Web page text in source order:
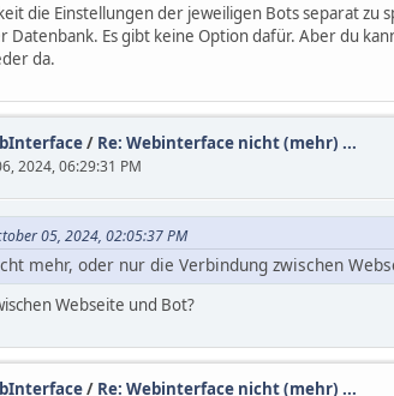
die Einstellungen der jeweiligen Bots separat zu
Datenbank. Es gibt keine Option dafür. Aber du
da.
/ Re: Webinterface nicht (mehr) ...
2024, 06:29:31 PM
05, 2024, 02:05:37 PM
mehr, oder nur die Verbindung zwischen
Webseite und Bot?
/ Re: Webinterface nicht (mehr) ...